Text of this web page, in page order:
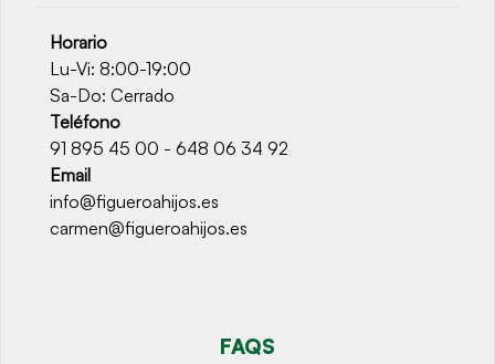
Horario
Lu-Vi: 8:00-19:00
Sa-Do: Cerrado
Teléfono
91 895 45 00 - 648 06 34 92
Email
info@figueroahijos.es
carmen@figueroahijos.es
FAQS